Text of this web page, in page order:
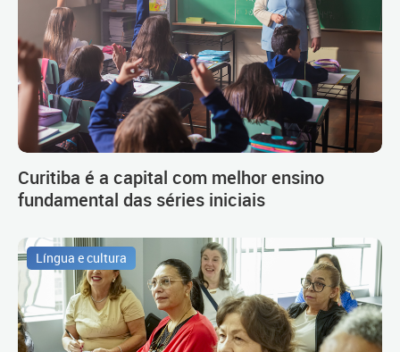
Curitiba é a capital com melhor ensino
fundamental das séries iniciais
Língua e cultura